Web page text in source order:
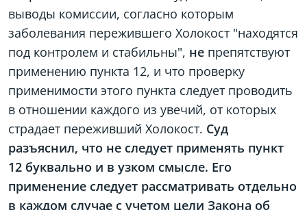
выводы комиссии, согласно которым
заболевания пережившего Холокост "находятся
под контролем и стабильны", не препятствуют
применению пункта 12, и что проверку
применимости этого пункта следует проводить
в отношении каждого из увечий, от которых
страдает переживший Холокост. Суд
разъяснил, что не следует применять пункт
12 буквально и в узком смысле. Его
применение следует рассматривать отдельно
в каждом случае с учетом цели Закона об